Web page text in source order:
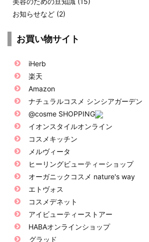
お知らせなど (2)
お買い物サイト
iHerb
楽天
Amazon
ナチュラルコスメ シンシアガーデン
@cosme SHOPPING
イオンスタイルオンライン
コスメキッチン
メルヴィータ
ヒーリングビューティーショップ
オーガニックコスメ nature's way
エトヴォス
コスメデネット
アイビューティーストアー
HABAオンラインショップ
グラッド